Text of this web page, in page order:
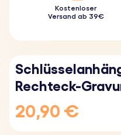
Kostenloser
Versand ab 39€
Rechteck-
20,90 €